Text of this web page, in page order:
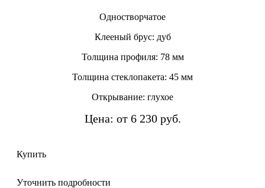
Одностворчатое
Клееный брус: дуб
Толщина профиля: 78 мм
Толщина стеклопакета: 45 мм
Открывание: глухое
Цена: от 6 230 руб.
Купить
Уточнить подробности